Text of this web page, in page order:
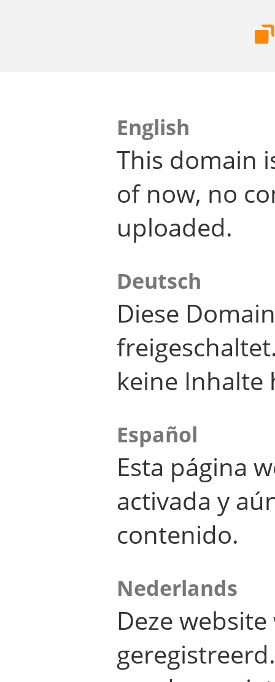
English
This domain
of now, no
uploaded.
Deutsch
Diese
keine Inhalte
Español
Esta página
activada y
contenido.
Nederlands
Deze